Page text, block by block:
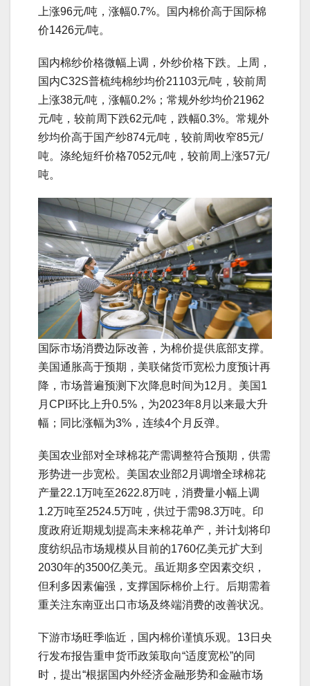
上涨96元/吨，涨幅0.7%。国内棉价高于国际棉
价1426元/吨。
国内棉纱价格微幅上调，外纱价格下跌。上周，
国内C32S普梳纯棉纱均价21103元/吨，较前周
上涨38元/吨，涨幅0.2%；常规外纱均价21962
元/吨，较前周下跌62元/吨，跌幅0.3%。常规外
纱均价高于国产纱874元/吨，较前周收窄85元/
吨。涤纶短纤价格7052元/吨，较前周上涨57元/
吨。
国际市场消费边际改善，为棉价提供底部支撑。
美国通胀高于预期，美联储货币宽松力度预计再
降，市场普遍预测下次降息时间为12月。美国1
月CPI环比上升0.5%，为2023年8月以来最大升
幅；同比涨幅为3%，连续4个月反弹。
美国农业部对全球棉花产需调整符合预期，供需
形势进一步宽松。美国农业部2月调增全球棉花
产量22.1万吨至2622.8万吨，消费量小幅上调
1.2万吨至2524.5万吨，供过于需98.3万吨。印
度政府近期规划提高未来棉花单产，并计划将印
度纺织品市场规模从目前的1760亿美元扩大到
2030年的3500亿美元。虽近期多空因素交织，
但利多因素偏强，支撑国际棉价上行。后期需着
重关注东南亚出口市场及终端消费的改善状况。
下游市场旺季临近，国内棉价谨慎乐观。13日央
行发布报告重申货币政策取向“适度宽松”的同
时，提出“根据国内外经济金融形势和金融市场